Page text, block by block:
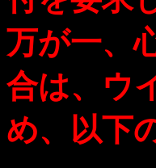
万が一、
合は、ウ
め、以下